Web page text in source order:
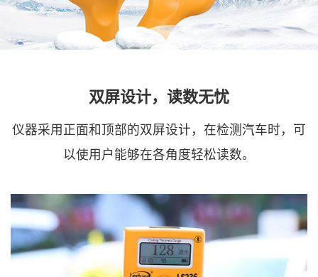
双屏设计，读数无忧
仪器采用正面和顶部的双屏设计，在检测汽车时，可
以使用户能够在各角度轻松读数。